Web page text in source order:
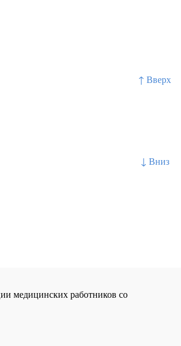
↑ Вверх
↓ Вниз
медицинских работников со